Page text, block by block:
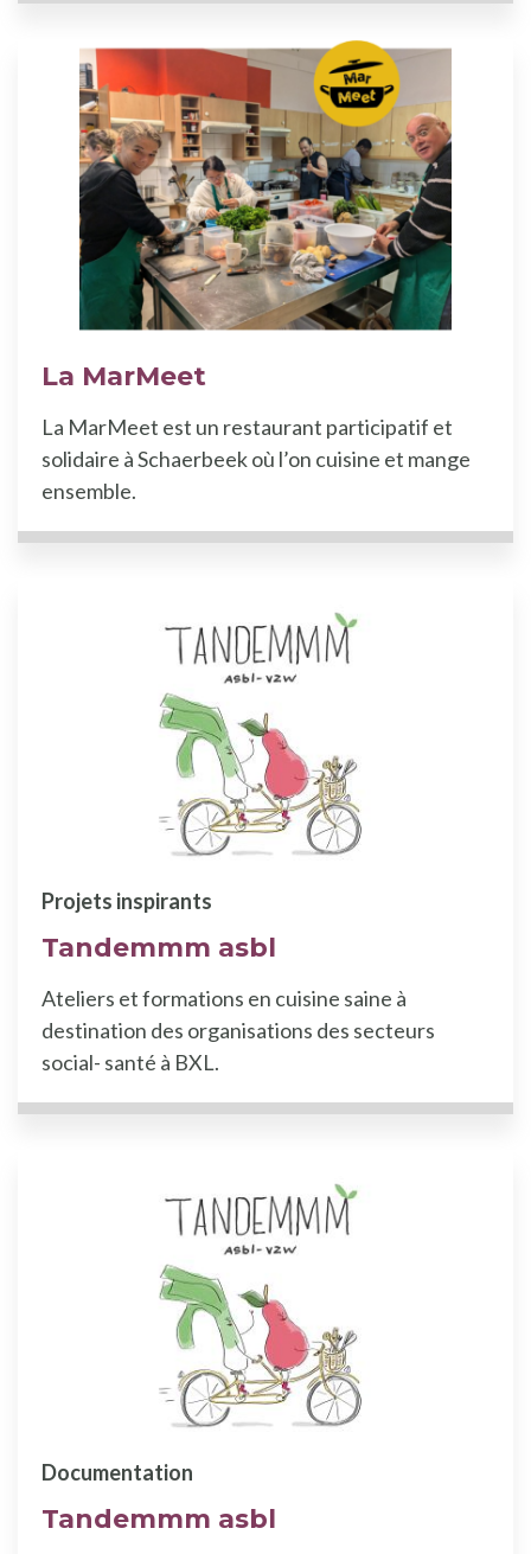
La MarMeet
La MarMeet est un restaurant participatif et
solidaire à Schaerbeek où l’on cuisine et mange
ensemble.
Tandemmm asbl
Projets inspirants
Ateliers et formations en cuisine saine à
destination des organisations des secteurs
social- santé à BXL.
Tandemmm asbl
Documentation